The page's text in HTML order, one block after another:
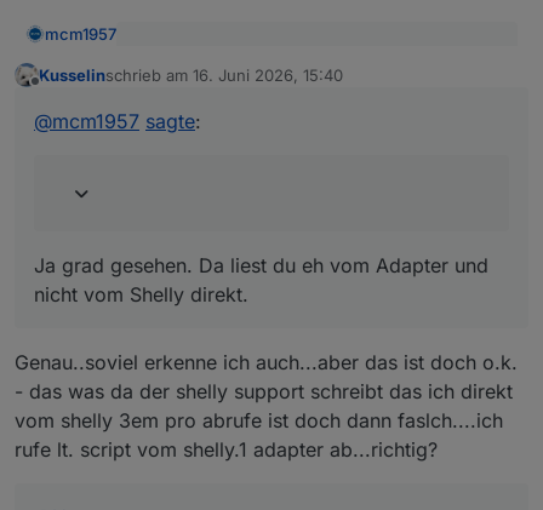
dann wird dir dein System in die Knie gehn....
mcm1957
@mcm1957
Könnt Ihr Experts da was erkennen,
ob da was zu oft abgerufen wird??
Shelly?
im ersten Script hier:
nicht vom Shelly direkt.
Kusselinschrieb am 16. Juni 2026, 15:40
zuletzt editiert von
@mcm1957 sagte:
Ja grad gesehen. Da liest du eh vom Adapter und
nicht vom Shelly direkt.
Genau..soviel erkenne ich auch...aber das ist doch o.k.
- das was da der shelly support schreibt das ich direkt
vom shelly 3em pro abrufe ist doch dann faslch....ich
rufe lt. script vom shelly.1 adapter ab...richtig?